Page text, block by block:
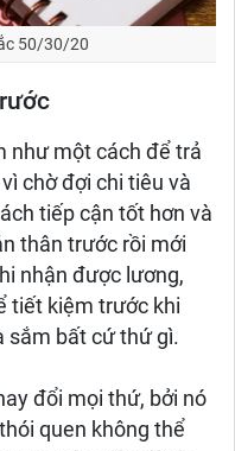
50/30/20
như một cách để trả
chờ đợi chi tiêu và
tiếp cận tốt hơn và
thân trước rồi mới
nhận được lương,
tiết kiệm trước khi
sắm bất cứ thứ gì.
đổi mọi thứ, bởi nó
quen không thể